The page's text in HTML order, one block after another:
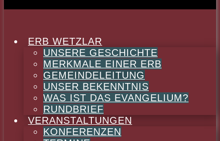
ERB WETZLAR
UNSERE GESCHICHTE
MERKMALE EINER ERB
GEMEINDELEITUNG
UNSER BEKENNTNIS
WAS IST DAS EVANGELIUM?
RUNDBRIEF
VERANSTALTUNGEN
KONFERENZEN